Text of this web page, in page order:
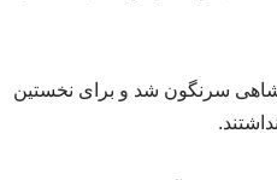
رهبری امام(ره) و همراهی مردم، نظام ۲۵۰۰ ساله شاهنشاهی سرنگون شد و برای نخستین